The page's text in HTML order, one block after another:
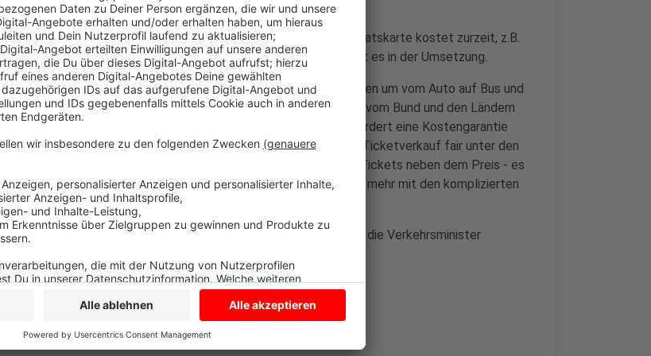
Es wäre eine echte Alternative zum Auto. Denn eine normale Monatskarte kostet zurzeit, z.B.
von Lüdinghausen nach Coesfeld fast 170 Euro. Doch noch hapert es in der Umsetzung.
Wie viele Menschen finden das 49 Euro Ticket attraktiv und steigen um vom Auto auf Bus und
Bahn? Das ist völlig unklar. Und damit auch, ob das zugesagt Geld vom Bund und den Ländern
ausreicht. Der NWL, der Zweckverband für den Kreis Coesfeld, fordert eine Kostengarantie
der Politik. Es ist auch zu klären, wie sich die Einnahmen aus dem Ticketverkauf fair unter den
Verkehrsunternehmen aufteilen lassen. Ein wichtiger Vorteil des Tickets neben dem Preis - es
gilt in ganz Deutschaland. Bus und Bahnfahrer brauchen sich nicht mehr mit den komplizierten
Tarifen herumschlagen
Das 49 Euro Ticket kommt frühestens im Frühjahr. Heute beraten die Verkehrsminister
Anzeige